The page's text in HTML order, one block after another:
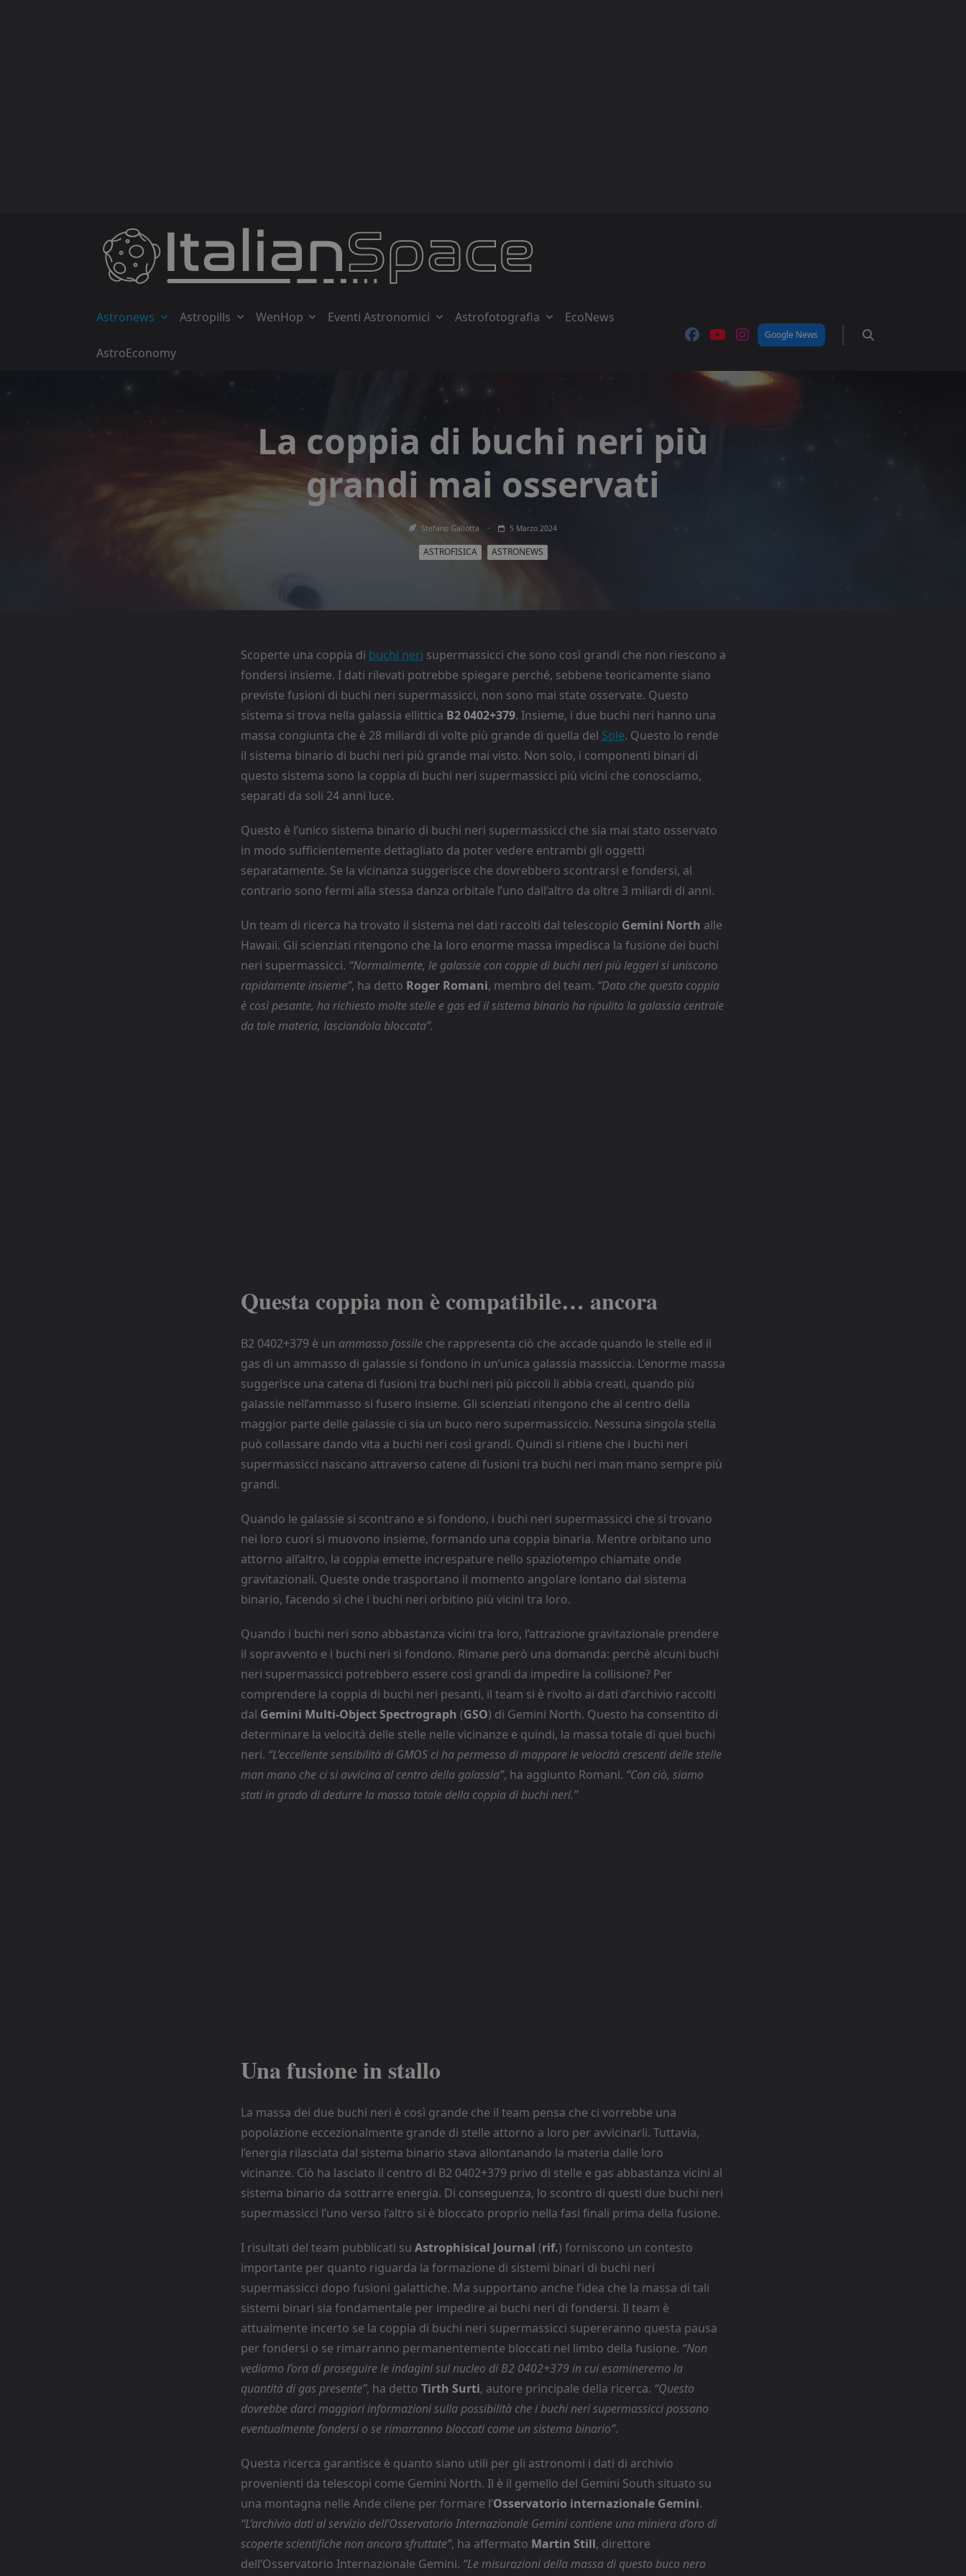
Astronews Astropills WenHop Eventi Astronomici Astrofotografia EcoNews
AstroEconomy
Google News
La coppia di buchi neri più
grandi mai osservati
Stefano Gallotta 5 Marzo 2024
ASTROFISICA ASTRONEWS
Scoperte una coppia di buchi neri supermassicci che sono così grandi che non riescono a
fondersi insieme. I dati rilevati potrebbe spiegare perché, sebbene teoricamente siano
previste fusioni di buchi neri supermassicci, non sono mai state osservate. Questo
sistema si trova nella galassia ellittica B2 0402+379. Insieme, i due buchi neri hanno una
massa congiunta che è 28 miliardi di volte più grande di quella del Sole. Questo lo rende
il sistema binario di buchi neri più grande mai visto. Non solo, i componenti binari di
questo sistema sono la coppia di buchi neri supermassicci più vicini che conosciamo,
separati da soli 24 anni luce.
Questo è l’unico sistema binario di buchi neri supermassicci che sia mai stato osservato
in modo sufficientemente dettagliato da poter vedere entrambi gli oggetti
separatamente. Se la vicinanza suggerisce che dovrebbero scontrarsi e fondersi, al
contrario sono fermi alla stessa danza orbitale l’uno dall’altro da oltre 3 miliardi di anni.
Un team di ricerca ha trovato il sistema nei dati raccolti dal telescopio Gemini North alle
Hawaii. Gli scienziati ritengono che la loro enorme massa impedisca la fusione dei buchi
neri supermassicci. “Normalmente, le galassie con coppie di buchi neri più leggeri si uniscono
rapidamente insieme”, ha detto Roger Romani, membro del team. “Dato che questa coppia
è così pesante, ha richiesto molte stelle e gas ed il sistema binario ha ripulito la galassia centrale
da tale materia, lasciandola bloccata”.
Questa coppia non è compatibile… ancora
B2 0402+379 è un ammasso fossileche rappresenta ciò che accade quando le stelle ed il
gas di un ammasso di galassie si fondono in un’unica galassia massiccia. L’enorme massa
suggerisce una catena di fusioni tra buchi neri più piccoli li abbia creati, quando più
galassie nell’ammasso si fusero insieme. Gli scienziati ritengono che al centro della
maggior parte delle galassie ci sia un buco nero supermassiccio. Nessuna singola stella
può collassare dando vita a buchi neri così grandi. Quindi si ritiene che i buchi neri
supermassicci nascano attraverso catene di fusioni tra buchi neri man mano sempre più
grandi.
Quando le galassie si scontrano e si fondono, i buchi neri supermassicci che si trovano
nei loro cuori si muovono insieme, formando una coppia binaria. Mentre orbitano uno
attorno all’altro, la coppia emette increspature nello spaziotempo chiamate onde
gravitazionali. Queste onde trasportano il momento angolare lontano dal sistema
binario, facendo sì che i buchi neri orbitino più vicini tra loro.
Quando i buchi neri sono abbastanza vicini tra loro, l’attrazione gravitazionale prendere
il sopravvento e i buchi neri si fondono. Rimane però una domanda: perchè alcuni buchi
neri supermassicci potrebbero essere così grandi da impedire la collisione? Per
comprendere la coppia di buchi neri pesanti, il team si è rivolto ai dati d’archivio raccolti
dal Gemini Multi-Object Spectrograph (GSO) di Gemini North. Questo ha consentito di
determinare la velocità delle stelle nelle vicinanze e quindi, la massa totale di quei buchi
neri. “L’eccellente sensibilità di GMOS ci ha permesso di mappare le velocità crescenti delle stelle
man mano che ci si avvicina al centro della galassia”, ha aggiunto Romani. “Con ciò, siamo
stati in grado di dedurre la massa totale della coppia di buchi neri.”
Una fusione in stallo
La massa dei due buchi neri è così grande che il team pensa che ci vorrebbe una
popolazione eccezionalmente grande di stelle attorno a loro per avvicinarli. Tuttavia,
l’energia rilasciata dal sistema binario stava allontanando la materia dalle loro
vicinanze. Ciò ha lasciato il centro di B2 0402+379 privo di stelle e gas abbastanza vicini al
sistema binario da sottrarre energia. Di conseguenza, lo scontro di questi due buchi neri
supermassicci l’uno verso l’altro si è bloccato proprio nella fasi finali prima della fusione.
I risultati del team pubblicati su Astrophisical Journal (rif.) forniscono un contesto
importante per quanto riguarda la formazione di sistemi binari di buchi neri
supermassicci dopo fusioni galattiche. Ma supportano anche l’idea che la massa di tali
sistemi binari sia fondamentale per impedire ai buchi neri di fondersi. Il team è
attualmente incerto se la coppia di buchi neri supermassicci supereranno questa pausa
per fondersi o se rimarranno permanentemente bloccati nel limbo della fusione. “Non
vediamo l’ora di proseguire le indagini sul nucleo di B2 0402+379 in cui esamineremo la
quantità di gas presente”, ha detto Tirth Surti, autore principale della ricerca. “Questo
dovrebbe darci maggiori informazioni sulla possibilità che i buchi neri supermassicci possano
eventualmente fondersi o se rimarranno bloccati come un sistema binario”.
Questa ricerca garantisce è quanto siano utili per gli astronomi i dati di archivio
provenienti da telescopi come Gemini North. Il è il gemello del Gemini South situato su
una montagna nelle Ande cilene per formare l’Osservatorio internazionale Gemini.
“L’archivio dati al servizio dell’Osservatorio Internazionale Gemini contiene una miniera d’oro di
scoperte scientifiche non ancora sfruttate”, ha affermato Martin Still, direttore
dell’Osservatorio Internazionale Gemini. “Le misurazioni della massa di questo buco nero